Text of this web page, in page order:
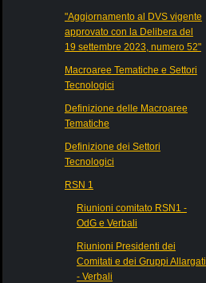
"Aggiornamento al DVS vigente
approvato con la Delibera del
19 settembre 2023, numero 52"
Macroaree Tematiche e Settori
Tecnologici
Definizione delle Macroaree
Tematiche
Definizione dei Settori
Tecnologici
RSN 1
Riunioni comitato RSN1 -
OdG e Verbali
Riunioni Presidenti dei
Comitati e dei Gruppi Allargati
- Verbali